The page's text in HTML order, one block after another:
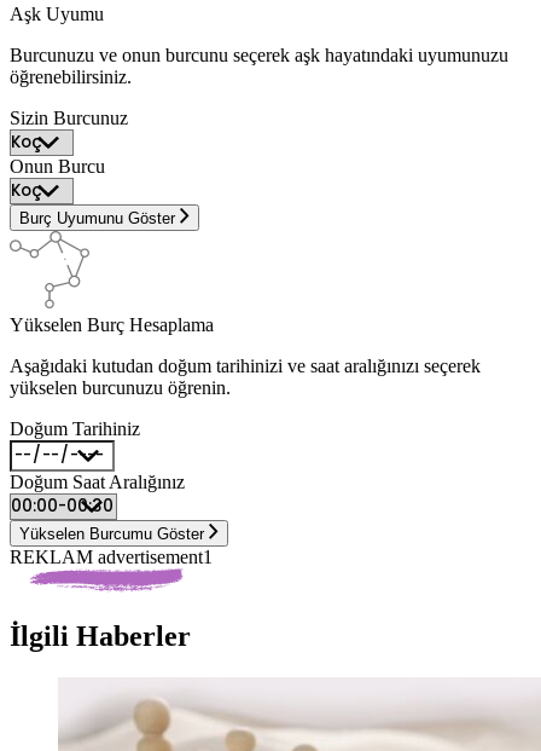
Aşk Uyumu
Burcunuzu ve onun burcunu seçerek aşk hayatındaki uyumunuzu
öğrenebilirsiniz.
Sizin Burcunuz
Onun Burcu
Burç Uyumunu Göster
Yükselen Burç Hesaplama
Aşağıdaki kutudan doğum tarihinizi ve saat aralığınızı seçerek
yükselen burcunuzu öğrenin.
Doğum Tarihiniz
Doğum Saat Aralığınız
Yükselen Burcumu Göster
REKLAM advertisement1
İlgili Haberler